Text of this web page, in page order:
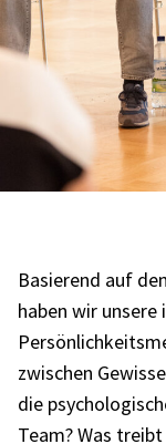
Basie­rend auf
haben wir
zwischen
die
Team? Was